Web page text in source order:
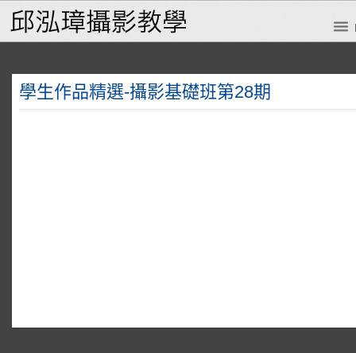
學生作品精選-攝影基礎班第28期